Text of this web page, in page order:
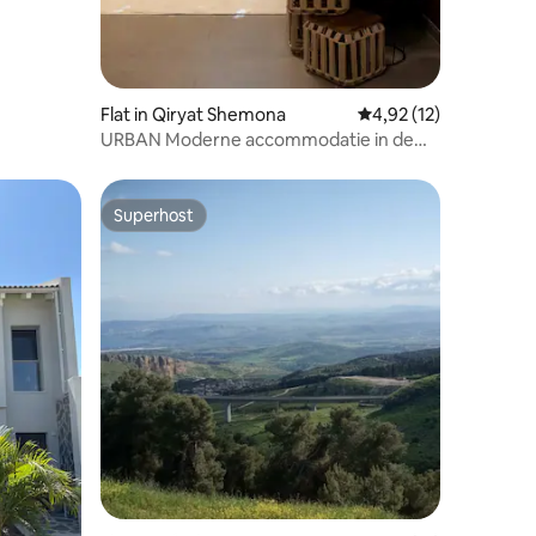
Flat in Qiryat Shemona Gemiddelde
4,92 (12)
URBAN Moderne accommodatie in de
Superhost
Superhost